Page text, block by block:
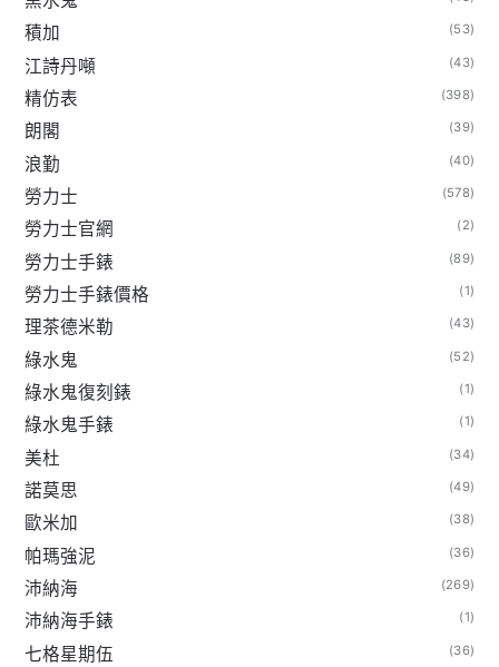
積加 (53)
江詩丹噸 (43)
精仿表 (398)
朗閣 (39)
浪勤 (40)
勞力士 (578)
勞力士官網 (2)
勞力士手錶 (89)
勞力士手錶價格 (1)
理茶德米勒 (43)
綠水鬼 (52)
綠水鬼復刻錶 (1)
綠水鬼手錶 (1)
美杜 (34)
諾莫思 (49)
歐米加 (38)
帕瑪強泥 (36)
沛納海 (269)
沛納海手錶 (1)
七格星期伍 (36)